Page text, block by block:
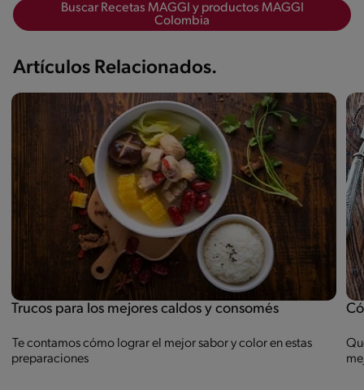
Buscar Recetas MAGGI y productos MAGGI
Colombia
Artículos Relacionados.
Trucos para los mejores caldos y consomés
Te contamos cómo lograr el mejor sabor y color en estas
preparaciones